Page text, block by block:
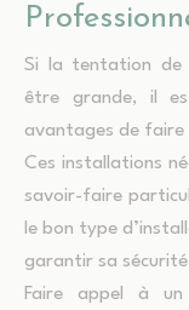
Si la tentation de
être grande, il
avantages de faire
Ces installations
savoir-faire
le bon type
garantir sa
Faire appel à un